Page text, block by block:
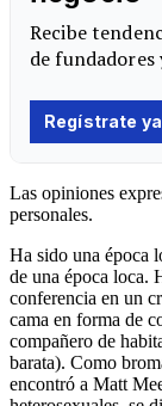
Las opiniones
personales.
Ha sido una época
de una época loca.
conferencia en un
cama en forma de
compañero de
barata). Como
encontró a Matt